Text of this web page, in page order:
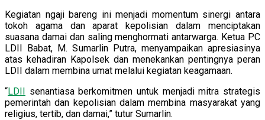
Kegiatan ngaji bareng ini menjadi momentum sinergi antara
tokoh agama dan aparat kepolisian dalam menciptakan
suasana damai dan saling menghormati antarwarga. Ketua PC
LDII Babat, M. Sumarlin Putra, menyampaikan apresiasinya
atas kehadiran Kapolsek dan menekankan pentingnya peran
LDII dalam membina umat melalui kegiatan keagamaan.
“LDII senantiasa berkomitmen untuk menjadi mitra strategis
pemerintah dan kepolisian dalam membina masyarakat yang
religius, tertib, dan damai,” tutur Sumarlin.